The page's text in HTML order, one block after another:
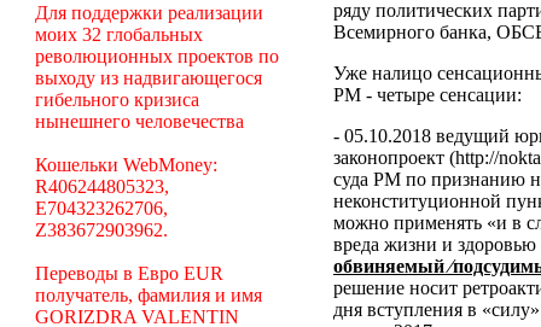
Для поддержки реализации
моих 32 глобальных
революционных проектов по
выходу из надвигающегося
гибельного кризиса
нынешнего человечества
Кошельки WebMoney:
R406244805323,
E704323262706,
Z383672903962.
Переводы в Евро EUR
получатель, фамилия и имя
GORIZDRA VALENTIN
ряду политических
Всемирного банка,
Уже налицо
РМ - четыре сенсации:
- 05.10.2018 ведущий
законопроект (http://
суда РМ по признанию
неконституционной
можно применять «и в
вреда жизни и
обвиняемый
решение носит
дня вступления в